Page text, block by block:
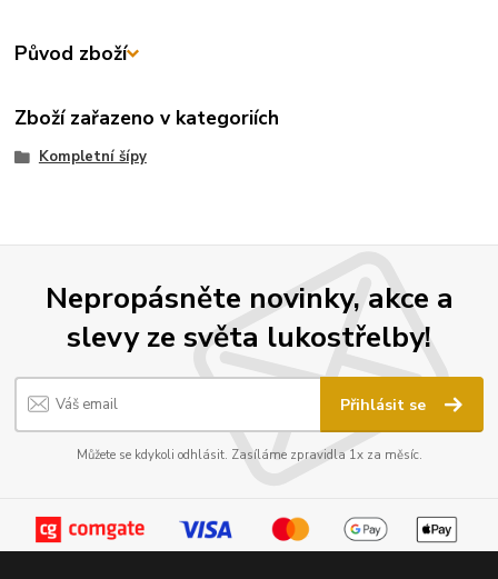
Původ zboží
Zboží zařazeno v kategoriích
Kompletní šípy
Nepropásněte novinky, akce a
slevy ze světa lukostřelby!
Přihlásit se
Můžete se kdykoli odhlásit. Zasíláme zpravidla 1x za měsíc.